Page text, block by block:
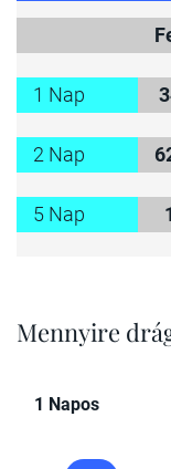
1 Nap
2 Nap
5 Nap
Mennyire
1 Napos